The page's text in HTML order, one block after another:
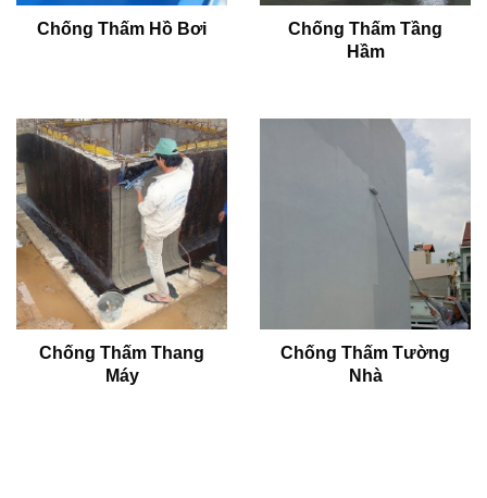
Chống Thấm Hồ Bơi
Chống Thấm Tầng
Hầm
Chống Thấm Thang
Máy
Chống Thấm Tường
Nhà